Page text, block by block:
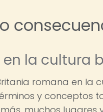
en la cultura
romana en la
y conceptos